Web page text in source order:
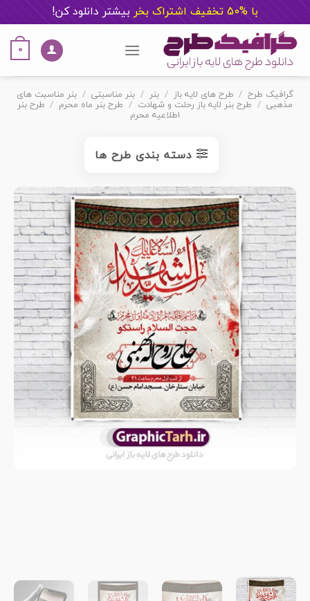
با %50 تخفیف اشتراک بخر بیشتر دانلود کن!
content
0
گرافیک طرح / طرح های لایه باز / بنر / بنر مناسبتی / بنر مناسبت های
مذهبی / طرح بنر لایه باز رحلت و شهادت / طرح بنر ماه محرم / طرح بنر
اطلاعیه محرم
دسته بندی طرح ها